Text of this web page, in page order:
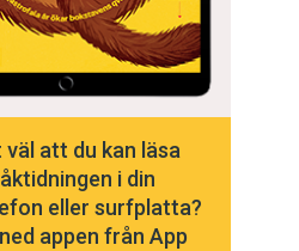
väl att du kan läsa
i din
eller surfplatta?
appen från App